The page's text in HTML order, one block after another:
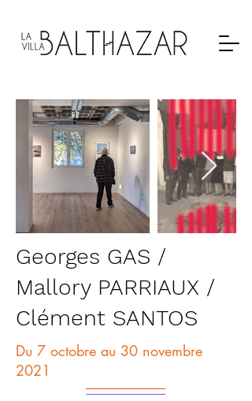
Georges GAS /
Mallory PARRIAUX /
Clément SANTOS
Du 7 octobre au 30 novembre
2021